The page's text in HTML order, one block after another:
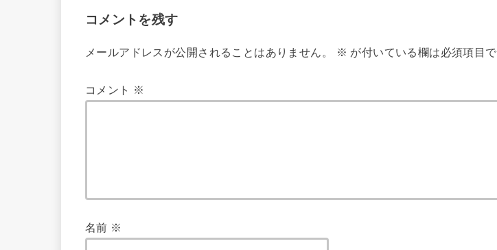
コメントを残す
メールアドレスが公開されることはありません。 ※ が付いている欄は必須項目
コメント ※
名前 ※